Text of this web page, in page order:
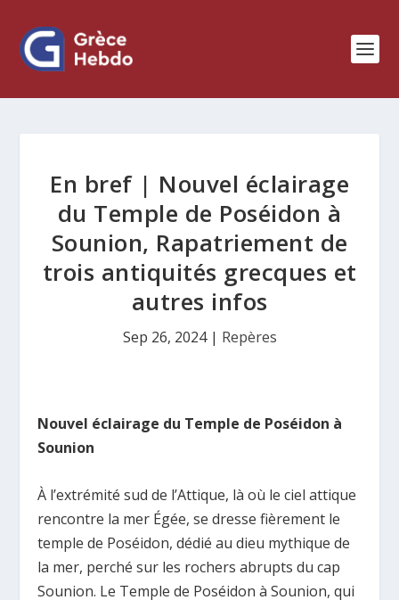
En bref | Nouvel éclairage
du Temple de Poséidon à
Sounion, Rapatriement de
trois antiquités grecques et
autres infos
Sep 26, 2024| Repères
Nouvel éclairage du Temple de Poséidon à
Sounion
À l’extrémité sud de l’Attique, là où le ciel attique
rencontre la mer Égée, se dresse fièrement le
temple de Poséidon, dédié au dieu mythique de
la mer, perché sur les rochers abrupts du cap
Sounion. Le Temple de Poséidon à Sounion, qui